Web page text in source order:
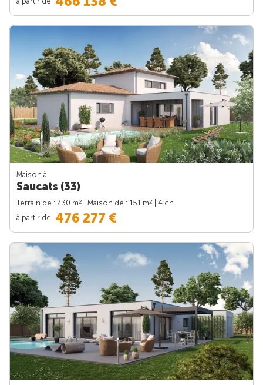
Maison à
Saucats (33)
Terrain de : 730 m2 | Maison de : 151 m2
| 4 ch.
à partir de 476 277 €